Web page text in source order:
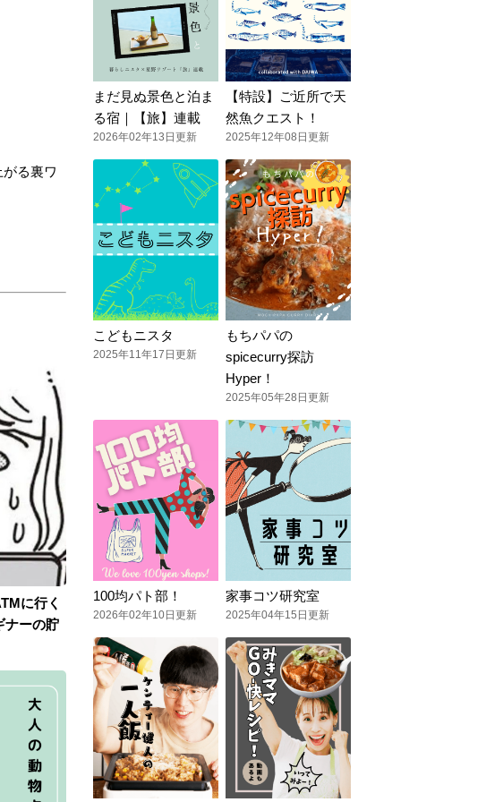
る裏ワ
に行く
ナーの貯
まだ見ぬ景色と泊ま
る宿｜【旅】連載
2026年02年13日更新
【特設】ご近所で天
然魚クエスト！
2025年12年08日更新
こどもニスタ
2025年11年17日更新
もちパパの
spicecurry探訪
Hyper！
2025年05年28日更新
100均パト部！
2026年02年10日更新
家事コツ研究室
2025年04年15日更新